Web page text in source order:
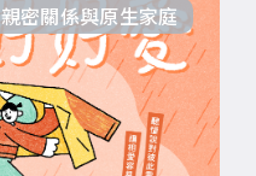
親密關係與原生家庭